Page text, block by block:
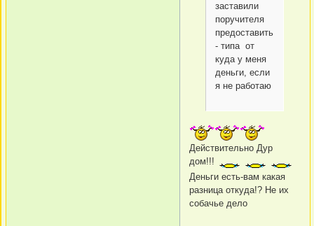
заставили
поручителя
предоставить
- типа от
куда у меня
деньги, если
я не работаю
Действительно Дур
дом!!!
Деньги есть-вам какая
разница откуда!? Не их
собачье дело